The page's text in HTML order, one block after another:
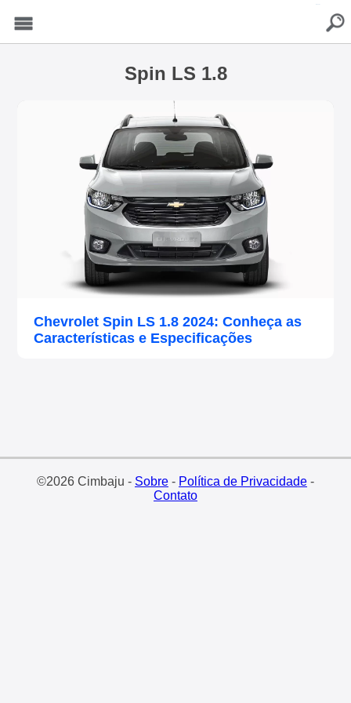
Spin LS 1.8
Chevrolet Spin LS 1.8 2024: Conheça as
Características e Especificações
©2026 Cimbaju - Sobre- Política de Privacidade-
Contato